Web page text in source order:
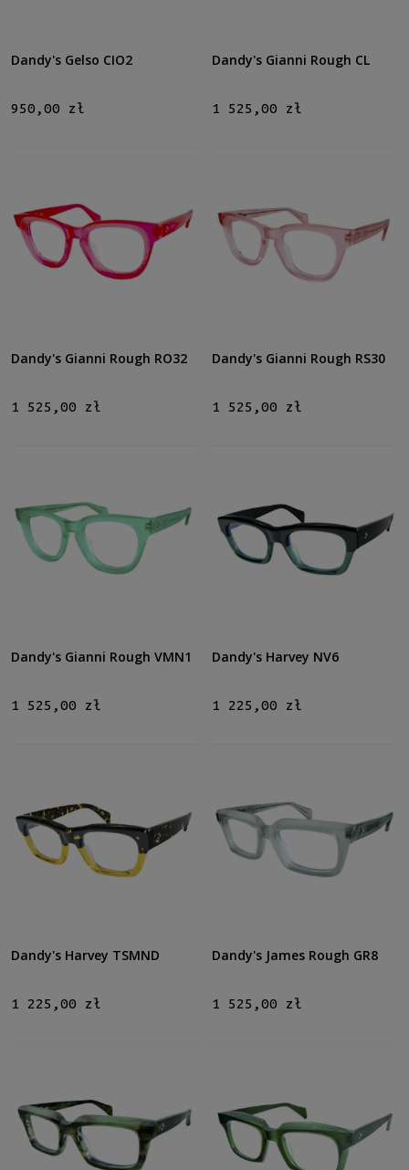
Dandy's Gelso CIO2
950,00 zł
Dandy's Gianni Rough CL
1 525,00 zł
Dandy's Gianni Rough RO32
1 525,00 zł
Dandy's Gianni Rough RS30
1 525,00 zł
Dandy's Gianni Rough VMN1
1 525,00 zł
Dandy's Harvey NV6
1 225,00 zł
Dandy's Harvey TSMND
1 225,00 zł
Dandy's James Rough GR8
1 525,00 zł